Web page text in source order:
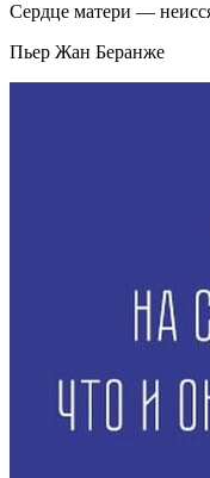
Сердце матери —
Пьер Жан Беранже